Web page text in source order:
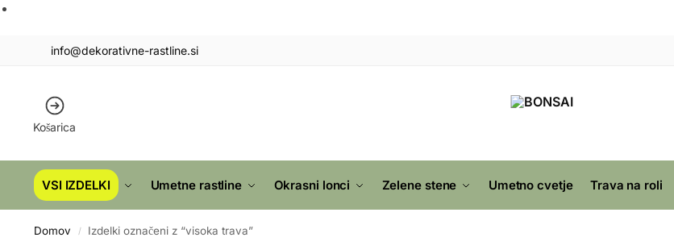
info@dekorativne-rastline.si
Košarica
VSI IZDELKI Umetne rastline Okrasni lonci Zelene stene Umetno cvetje Trava na roli
Domov / Izdelki označeni z “visoka trava”